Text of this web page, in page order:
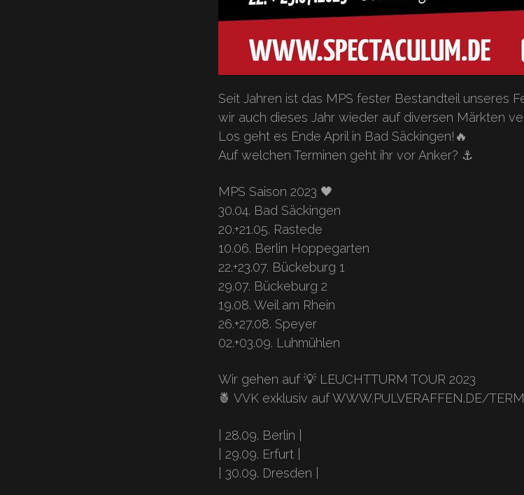
Seit Jahren ist das MPS fester Bestandteil unseres
wir auch dieses Jahr wieder auf diversen Märkten
Los geht es Ende April in Bad Säckingen!🔥
Auf welchen Terminen geht ihr vor Anker? ⚓️
MPS Saison 2023 🖤
30.04. Bad Säckingen
20.+21.05. Rastede
10.06. Berlin Hoppegarten
22.+23.07. Bückeburg 1
29.07. Bückeburg 2
19.08. Weil am Rhein
26.+27.08. Speyer
02.+03.09. Luhmühlen
Wir gehen auf 💡 LEUCHTTURM TOUR 2023
🍍 VVK exklusiv auf WWW.PULVERAFFEN.DE/
| 28.09. Berlin |
| 29.09. Erfurt |
| 30.09. Dresden |